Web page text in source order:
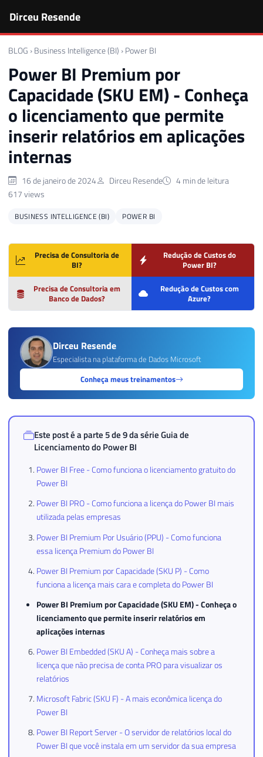
Dirceu Resende
BLOG › Business Intelligence (BI) › Power BI
Power BI Premium por
Capacidade (SKU EM) - Conheça
o licenciamento que permite
inserir relatórios em aplicações
internas
16 de janeiro de 2024 Dirceu Resende
4 min de leitura
617 views
BUSINESS INTELLIGENCE (BI) POWER BI
Precisa de Consultoria de
BI?
Redução de Custos do
Power BI?
Precisa de Consultoria em
Banco de Dados?
Redução de Custos com
Azure?
Dirceu Resende
Especialista na plataforma de Dados Microsoft
Conheça meus treinamentos
Este post é a parte 5 de 9 da sérieGuia de
Licenciamento do Power BI
Power BI Free - Como funciona o licenciamento gratuito do
Power BI
Power BI PRO - Como funciona a licença do Power BI mais
utilizada pelas empresas
Power BI Premium Por Usuário (PPU) - Como funciona
essa licença Premium do Power BI
Power BI Premium por Capacidade (SKU P) - Como
funciona a licença mais cara e completa do Power BI
Power BI Premium por Capacidade (SKU EM) - Conheça o
licenciamento que permite inserir relatórios em
aplicações internas
Power BI Embedded (SKU A) - Conheça mais sobre a
licença que não precisa de conta PRO para visualizar os
relatórios
Microsoft Fabric (SKU F) - A mais econômica licença do
Power BI
Power BI Report Server - O servidor de relatórios local do
Power BI que você instala em um servidor da sua empresa